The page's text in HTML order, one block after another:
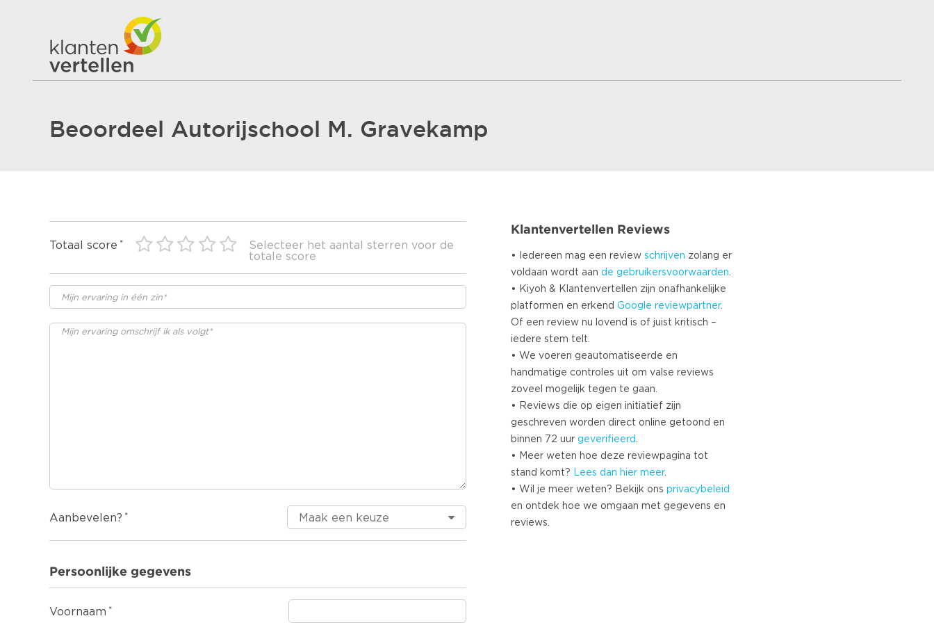
Beoordeel Autorijschool M. Gravekamp
Totaal score
Selecteer het aantal sterren voor de
totale score
Aanbevelen?
Persoonlijke gegevens
Voornaam
Klantenvertellen Reviews
• Iedereen mag een review schrijven zolang er
voldaan wordt aan de gebruikersvoorwaarden.
• Kiyoh & Klantenvertellen zijn onafhankelijke
platformen en erkend Google reviewpartner.
Of een review nu lovend is of juist kritisch –
iedere stem telt.
• We voeren geautomatiseerde en
handmatige controles uit om valse reviews
zoveel mogelijk tegen te gaan.
• Reviews die op eigen initiatief zijn
geschreven worden direct online getoond en
binnen 72 uur geverifieerd.
• Meer weten hoe deze reviewpagina tot
stand komt? Lees dan hier meer.
• Wil je meer weten? Bekijk ons privacybeleid
en ontdek hoe we omgaan met gegevens en
reviews.